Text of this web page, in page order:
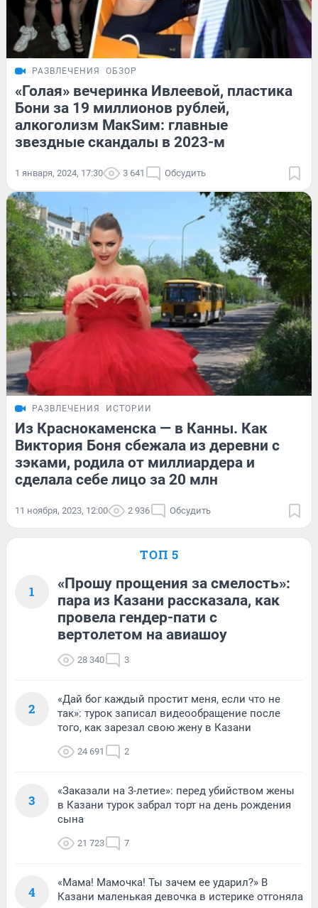
РАЗВЛЕЧЕНИЯ ОБЗОР
«Голая» вечеринка Ивлеевой, пластика
Бони за 19 миллионов рублей,
алкоголизм МакSим: главные
звездные скандалы в 2023-м
1 января, 2024, 17:30 3 641 Обсудить
РАЗВЛЕЧЕНИЯ ИСТОРИИ
Из Краснокаменска — в Канны. Как
Виктория Боня сбежала из деревни с
зэками, родила от миллиардера и
сделала себе лицо за 20 млн
11 ноября, 2023, 12:00 2 936 Обсудить
ТОП 5
1
«Прошу прощения за смелость»:
пара из Казани рассказала, как
провела гендер-пати с
вертолетом на авиашоу
28 340 3
2
«Дай бог каждый простит меня, если что не
так»: турок записал видеообращение после
того, как зарезал свою жену в Казани
24 691 2
3
«Заказали на 3-летие»: перед убийством жены
в Казани турок забрал торт на день рождения
сына
21 723 7
4
«Мама! Мамочка! Ты зачем ее ударил?» В
Казани маленькая девочка в истерике отгоняла